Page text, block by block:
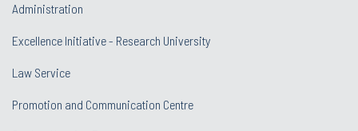
Administration
Excellence Initiative - Research University
Law Service
Promotion and Communication Centre